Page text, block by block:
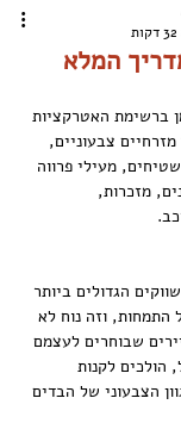
המלא
ברשימת האטרקציות
צבעוניים,
מעילי פרווה
מזכרות,
הגדולים ביותר
התמחות, וזה נוח לא
שבוחרים לעצמם
הולכים לקנות
הצבעוני של הבדים